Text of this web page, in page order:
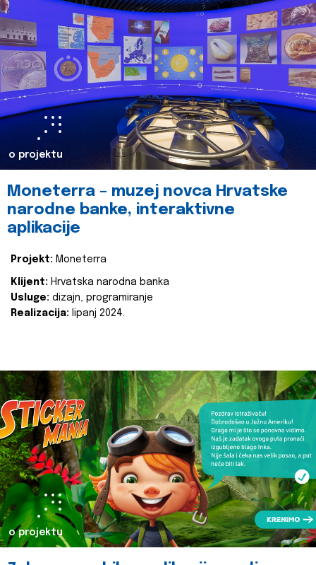
o projektu
Moneterra – muzej novca Hrvatske
narodne banke, interaktivne
aplikacije
Projekt: Moneterra
Klijent: Hrvatska narodna banka
Usluge: dizajn, programiranje
Realizacija: lipanj 2024.
o projektu